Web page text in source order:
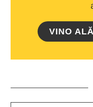
VINO